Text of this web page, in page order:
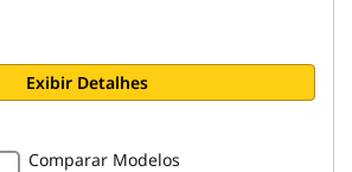
Exibir Detalhes
Comparar Modelos